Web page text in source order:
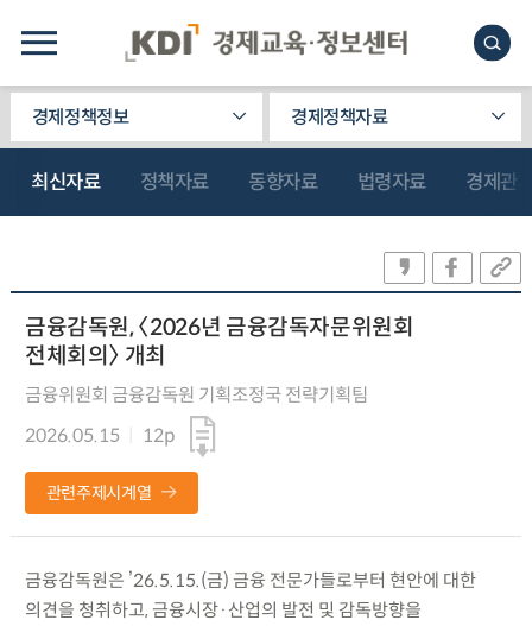
경제정책정보 경제정책자료
최신자료 정책자료 동향자료 법령자료 경제관
금융감독원, 〈2026년 금융감독자문위원회
전체회의〉 개최
금융위원회 금융감독원 기획조정국 전략기획팀
2026.05.15
12p
관련주제시계열
금융감독원은 ’26.5.15.(금) 금융 전문가들로부터 현안에 대한
의견을 청취하고, 금융시장·산업의 발전 및 감독방향을